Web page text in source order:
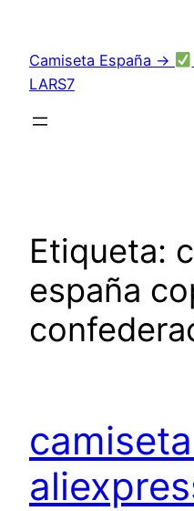
contenido
Camiseta España →
LARS7
Etiqueta:
españa